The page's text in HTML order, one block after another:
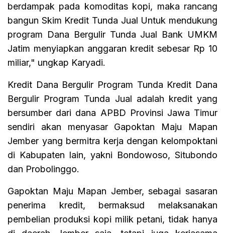
berdampak pada komoditas kopi, maka rancang
bangun Skim Kredit Tunda Jual Untuk mendukung
program Dana Bergulir Tunda Jual Bank UMKM
Jatim menyiapkan anggaran kredit sebesar Rp 10
miliar," ungkap Karyadi.
Kredit Dana Bergulir Program Tunda Kredit Dana
Bergulir Program Tunda Jual adalah kredit yang
bersumber dari dana APBD Provinsi Jawa Timur
sendiri akan menyasar Gapoktan Maju Mapan
Jember yang bermitra kerja dengan kelompoktani
di Kabupaten lain, yakni Bondowoso, Situbondo
dan Probolinggo.
Gapoktan Maju Mapan Jember, sebagai sasaran
penerima kredit, bermaksud melaksanakan
pembelian produksi kopi milik petani, tidak hanya